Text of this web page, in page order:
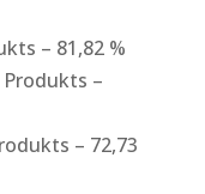
– 81,82 %
–
– 72,73